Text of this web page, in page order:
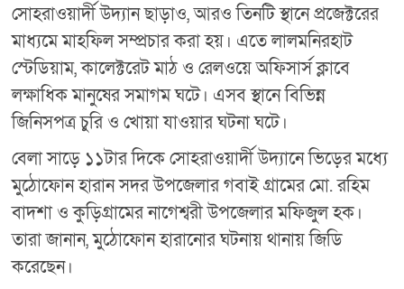
সোহরাওয়ার্দী উদ্যান ছাড়াও, আরও তিনটি স্থানে প্রজেক্টরের
মাধ্যমে মাহফিল সম্প্রচার করা হয়। এতে লালমনিরহাট
স্টেডিয়াম, কালেক্টরেট মাঠ ও রেলওয়ে অফিসার্স ক্লাবে
লক্ষাধিক মানুষের সমাগম ঘটে। এসব স্থানে বিভিন্ন
জিনিসপত্র চুরি ও খোয়া যাওয়ার ঘটনা ঘটে।
বেলা সাড়ে ১১টার দিকে সোহরাওয়ার্দী উদ্যানে ভিড়ের মধ্যে
মুঠোফোন হারান সদর উপজেলার গবাই গ্রামের মো. রহিম
বাদশা ও কুড়িগ্রামের নাগেশ্বরী উপজেলার মফিজুল হক।
তারা জানান, মুঠোফোন হারানোর ঘটনায় থানায় জিডি
করেছেন।